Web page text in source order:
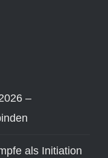
–
als Initiation